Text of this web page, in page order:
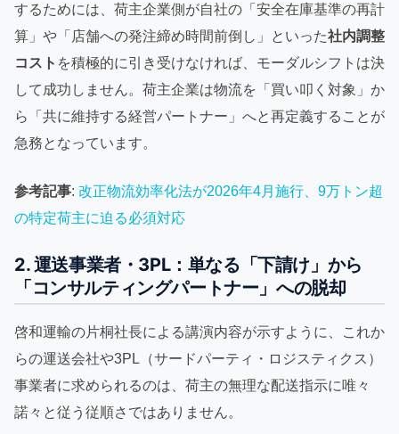
するためには、荷主企業側が自社の「安全在庫基準の再計
算」や「店舗への発注締め時間前倒し」といった社内調整
コスト を積極的に引き受けなければ、モーダルシフトは決
して成功しません。荷主企業は物流を「買い叩く対象」か
ら「共に維持する経営パートナー」へと再定義することが
急務となっています。
参考記事: 改正物流効率化法が2026年4月施行、9万トン超
の特定荷主に迫る必須対応
2. 運送事業者・3PL：単なる「下請け」から
「コンサルティングパートナー」への脱却
啓和運輸の片桐社長による講演内容が示すように、これか
らの運送会社や3PL（サードパーティ・ロジスティクス）
事業者に求められるのは、荷主の無理な配送指示に唯々
諾々と従う従順さではありません。